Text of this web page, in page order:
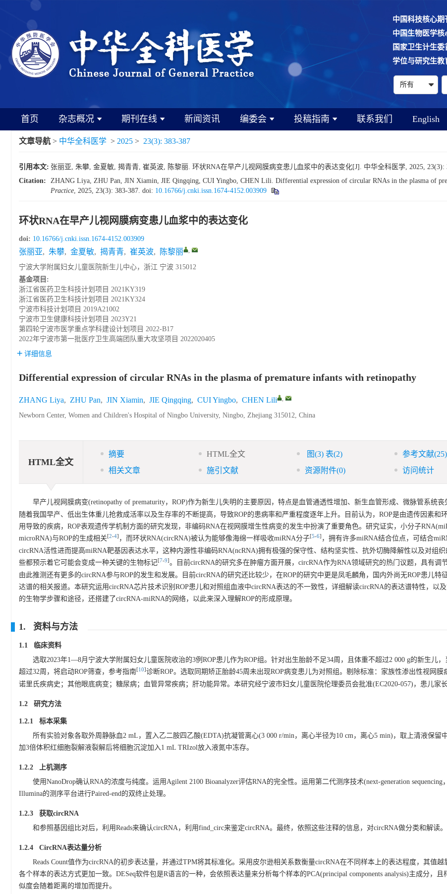
中国科技核心期
中国生物医学核
国家卫生计生委
学位与研究生教
首页 杂志概况 期刊在线 新闻资讯 编委会 投稿指南 联系我们 English
文章导航 > 中华全科医学 > 2025 > 23(3): 383-387
引用本文: 张丽亚, 朱攀, 金夏敏, 揭青青, 崔英波, 陈黎丽. 环状RNA在早产儿视网膜病变患儿血浆中的表达变化[J]. 中华全科医学, 2025, 23(3):
Citation:
ZHANG Liya, ZHU Pan, JIN Xiamin, JIE Qingqing, CUI Yingbo, CHEN Lili. Differential expression of circular RNAs in the plasma of
Practice, 2025, 23(3): 383-387. doi: 10.16766/j.cnki.issn.1674-4152.003909
环状RNA在早产儿视网膜病变患儿血浆中的表达变化
doi: 10.16766/j.cnki.issn.1674-4152.003909
张丽亚, 朱攀, 金夏敏, 揭青青, 崔英波, 陈黎丽 ,
宁波大学附属妇女儿童医院新生儿中心，浙江 宁波 315012
基金项目:
浙江省医药卫生科技计划项目 2021KY319
浙江省医药卫生科技计划项目 2021KY324
宁波市科技计划项目 2019A21002
宁波市卫生健康科技计划项目 2023Y21
第四轮宁波市医学重点学科建设计划项目 2022-B17
2022年宁波市第一批医疗卫生高端团队重大攻坚项目 2022020405
详细信息
Differential expression of circular RNAs in the plasma of premature infants with retinopathy
ZHANG Liya, ZHU Pan, JIN Xiamin, JIE Qingqing, CUI Yingbo, CHEN Lili ,
Newborn Center, Women and Children's Hospital of Ningbo University, Ningbo, Zhejiang 315012, China
HTML全文
摘要 HTML全文 图(3)表(2) 参考文献(25)
相关文章
施引文献 资源附件(0) 访问统计
早产儿视网膜病变(retinopathy of prematurity，ROP)作为新生儿失明的主要原因，特点是血管通透性增加、新生血管形成、微脉管系统丧
随着我国早产、低出生体重儿抢救成活率以及生存率的不断提高，导致ROP的患病率和严重程度逐年上升。目前认为，ROP是由遗传因素和
用导致的疾病，ROP表观遗传学机制方面的研究发现，非编码RNA在视网膜增生性病变的发生中扮演了重要角色。研究证实，小分子
microRNA)与ROP的生成相关[2-4] ，而环状RNA(circRNA)被认为能够像海绵一样吸收miRNA分子[5-6] ，拥有许多miRNA结合位点，可结合
circRNA活性进而提高miRNA靶基因表达水平，这种内源性非编码RNA(ncRNA)拥有极强的保守性、结构坚实性、抗外切酶降解性以及对组
些都预示着它可能会变成一种关键的生物标记[7-9]。目前circRNA的研究多在肿瘤方面开展，circRNA作为RNA领域研究的热门议题，具有调
由此推测还有更多的circRNA参与ROP的发生和发展。目前circRNA的研究还比较少，在ROP的研究中更是凤毛麟角，国内外尚无ROP患儿特
达谱的相关报道。本研究运用circRNA芯片技术识别ROP患儿和对照组血液中circRNA表达的不一致性，详细解读circRNA的表达谱特性，以
的生物学步骤和途径，还搭建了circRNA-miRNA的网络，以此来深入理解ROP的形成原理。
1. 资料与方法
1.1 临床资料
选取2023年1—8月宁波大学附属妇女儿童医院收治的3例ROP患儿作为ROP组。针对出生胎龄不足34周，且体重不超过2 000 g的新生儿
超过32周，将启动ROP筛查，参考指南[10]诊断ROP。选取同期矫正胎龄45周未出现ROP病变患儿为对照组。剔除标准：家族性渗出性视网膜
诺里氏疾病史；其他眼底病变；糖尿病；血管异常疾病；肝功能异常。本研究经宁波市妇女儿童医院伦理委员会批准(EC2020-057)，患儿家长
1.2 研究方法
1.2.1 标本采集
所有实验对象各取外周静脉血2 mL，置入乙二胺四乙酸(EDTA)抗凝管离心(3 000 r/min，离心半径为10 cm，离心5 min)，取上清液保留
加3倍体积红细胞裂解液裂解后将细胞沉淀加入1 mL TRIzol放入液氮中冻存。
1.2.2 上机测序
使用NanoDrop确认RNA的浓度与纯度。运用Agilent 2100 Bioanalyzer评估RNA的完全性。运用第二代测序技术(next-generation sequencing
Illumina的测序平台进行Paired-end的双终止处理。
1.2.3 获取circRNA
和参照基因组比对后，利用Reads来确认circRNA，利用find_circ来鉴定circRNA。最终，依照这些注释的信息，对circRNA做分类和解读。
1.2.4 CircRNA表达量分析
Reads Count值作为circRNA的初步表达量，并通过TPM将其标准化。采用皮尔逊相关系数衡量circRNA在不同样本上的表达程度，其值越
各个样本的表达方式更加一致。DESeq软件包是R语言的一种，会依照表达量来分析每个样本的PCA(principal components analysis)主成分，且
似度会随着距离的增加而提升。